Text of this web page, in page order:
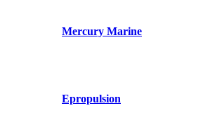
Mercury Marine
Epropulsion